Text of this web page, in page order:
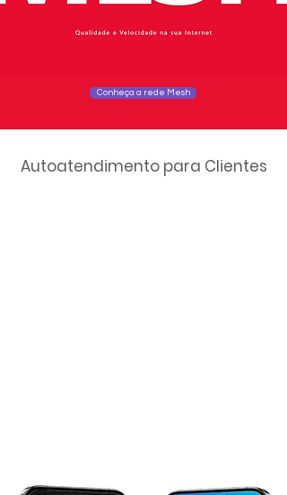
Conheça a rede Mesh
Autoatendimento para Clientes